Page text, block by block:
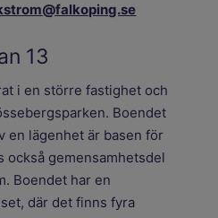
13
i en större fastighet och
Boendet
en lägenhet är basen för
också gemensamhetsdel
Boendet har en
där det finns fyra